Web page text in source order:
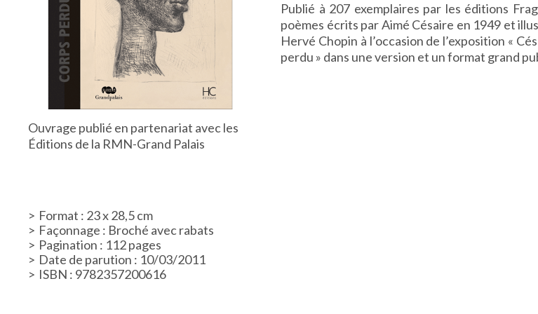
Ouvrage publié en partenariat avec les
Éditions de la RMN-Grand Palais
Publié à 207 exemplaires par les éditions
poèmes écrits par Aimé Césaire en 1949 et
Hervé Chopin à l’occasion de l’exposition «
perdu » dans une version et un format grand
Format : 23 x 28,5 cm
Façonnage : Broché avec rabats
Pagination : 112 pages
Date de parution : 10/03/2011
ISBN : 9782357200616